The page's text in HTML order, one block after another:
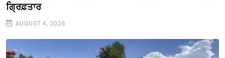
ਗ੍ਰਿਫ਼ਤਾਰ
AUGUST 4, 2026